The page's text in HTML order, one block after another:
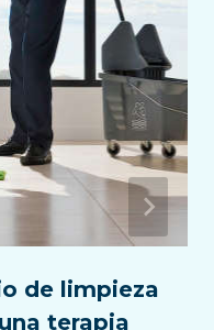
de limpieza
terapia